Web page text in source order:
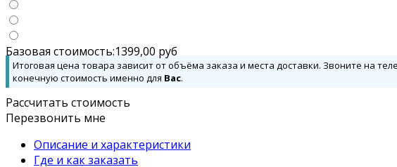
Базовая стоимость:1399,00 руб
Итоговая цена товара зависит от объёма заказа и места доставки. Звоните на
конечную стоимость именно для Вас.
Рассчитать стоимость
Перезвонить мне
Описание и характеристики
Где и как заказать